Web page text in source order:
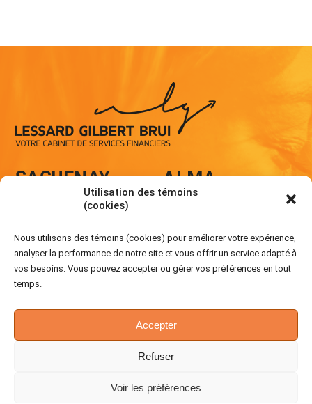
Utilisation des témoins
(cookies)
Nous utilisons des témoins (cookies) pour améliorer votre expérience,
analyser la performance de notre site et vous offrir un service adapté à
vos besoins. Vous pouvez accepter ou gérer vos préférences en tout
temps.
Accepter
Refuser
Voir les préférences
SAGUENAY
650, rue Descartes
418 543-0496
info@lessardgilbertbrui.com
ALMA
418 668-6850
info@lessardgilbertbrui.com
ACCÈS CLIENTS